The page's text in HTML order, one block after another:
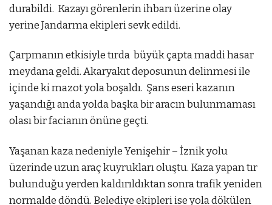
durabildi. Kazayı görenlerin ihbarı üzerine olay
yerine Jandarma ekipleri sevk edildi.
az
Çarpmanın etkisiyle tırda büyük çapta maddi hasar
meydana geldi. Akaryakıt deposunun delinmesi ile
içinde ki mazot yola boşaldı. Şans eseri kazanın
yaşandığı anda yolda başka bir aracın bulunmaması
olası bir facianın önüne geçti.
Yaşanan kaza nedeniyle Yenişehir – İznik yolu
üzerinde uzun araç kuyrukları oluştu. Kaza yapan tır
bulunduğu yerden kaldırıldıktan sonra trafik yeniden
normalde döndü. Belediye ekipleri ise yola dökülen